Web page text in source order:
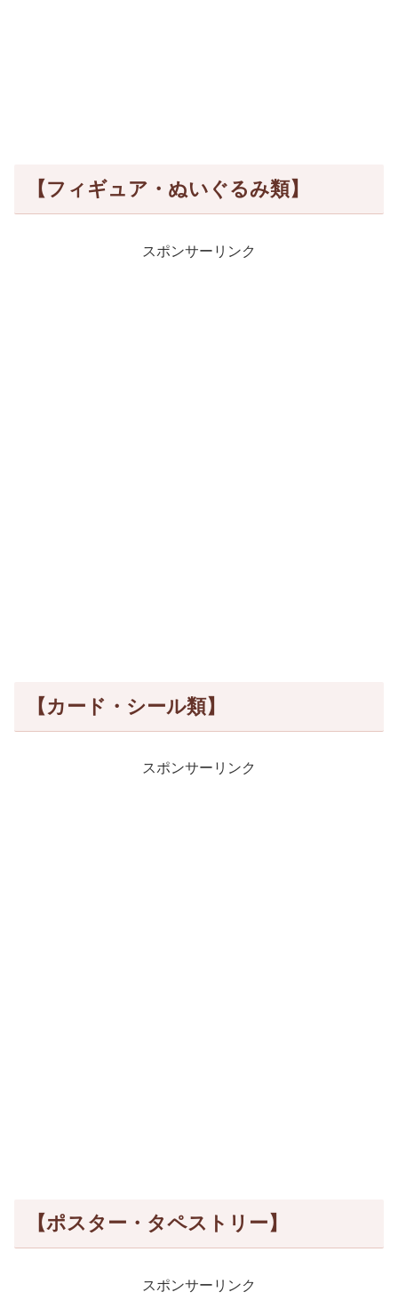
【フィギュア・ぬいぐるみ類】
スポンサーリンク
【カード・シール類】
スポンサーリンク
【ポスター・タペストリー】
スポンサーリンク